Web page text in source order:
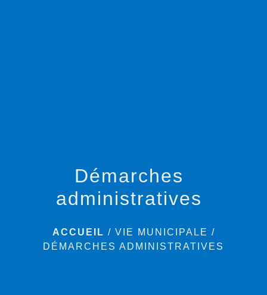
Démarches
administratives
ACCUEIL / VIE MUNICIPALE /
DÉMARCHES ADMINISTRATIVES